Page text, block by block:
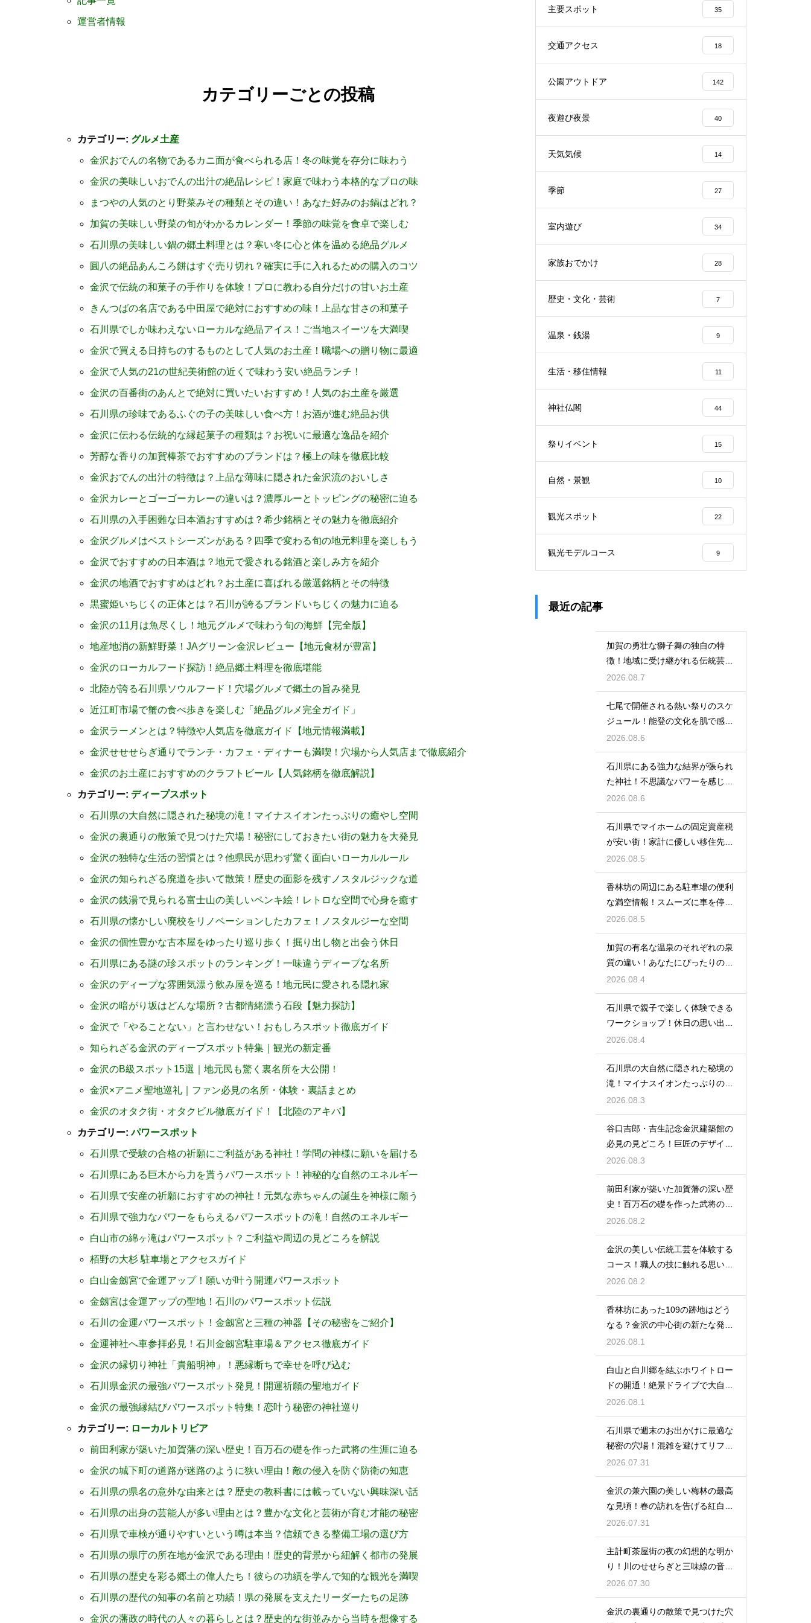
運営者情報
カテゴリーごとの投稿
カテゴリー: グルメ土産
金沢おでんの名物であるカニ面が食べられる店！冬の味覚を存分に味わう
金沢の美味しいおでんの出汁の絶品レシピ！家庭で味わう本格的なプロの味
まつやの人気のとり野菜みその種類とその違い！あなた好みのお鍋はどれ？
加賀の美味しい野菜の旬がわかるカレンダー！季節の味覚を食卓で楽しむ
石川県の美味しい鍋の郷土料理とは？寒い冬に心と体を温める絶品グルメ
圓八の絶品あんころ餅はすぐ売り切れ？確実に手に入れるための購入のコツ
金沢で伝統の和菓子の手作りを体験！プロに教わる自分だけの甘いお土産
きんつばの名店である中田屋で絶対におすすめの味！上品な甘さの和菓子
石川県でしか味わえないローカルな絶品アイス！ご当地スイーツを大満喫
金沢で買える日持ちのするものとして人気のお土産！職場への贈り物に最適
金沢で人気の21の世紀美術館の近くで味わう安い絶品ランチ！
金沢の百番街のあんとで絶対に買いたいおすすめ！人気のお土産を厳選
石川県の珍味であるふぐの子の美味しい食べ方！お酒が進む絶品お供
金沢に伝わる伝統的な縁起菓子の種類は？お祝いに最適な逸品を紹介
芳醇な香りの加賀棒茶でおすすめのブランドは？極上の味を徹底比較
金沢おでんの出汁の特徴は？上品な薄味に隠された金沢流のおいしさ
金沢カレーとゴーゴーカレーの違いは？濃厚ルーとトッピングの秘密に迫る
石川県の入手困難な日本酒おすすめは？希少銘柄とその魅力を徹底紹介
金沢グルメはベストシーズンがある？四季で変わる旬の地元料理を楽しもう
金沢でおすすめの日本酒は？地元で愛される銘酒と楽しみ方を紹介
金沢の地酒でおすすめはどれ？お土産に喜ばれる厳選銘柄とその特徴
黒蜜姫いちじくの正体とは？石川が誇るブランドいちじくの魅力に迫る
金沢の11月は魚尽くし！地元グルメで味わう旬の海鮮【完全版】
地産地消の新鮮野菜！JAグリーン金沢レビュー【地元食材が豊富】
金沢のローカルフード探訪！絶品郷土料理を徹底堪能
北陸が誇る石川県ソウルフード！穴場グルメで郷土の旨み発見
近江町市場で蟹の食べ歩きを楽しむ「絶品グルメ完全ガイド」
金沢ラーメンとは？特徴や人気店を徹底ガイド【地元情報満載】
金沢せせせらぎ通りでランチ・カフェ・ディナーも満喫！穴場から人気店まで徹底紹介
金沢のお土産におすすめのクラフトビール【人気銘柄を徹底解説】
カテゴリー: ディープスポット
石川県の大自然に隠された秘境の滝！マイナスイオンたっぷりの癒やし空間
金沢の裏通りの散策で見つけた穴場！秘密にしておきたい街の魅力を大発見
金沢の独特な生活の習慣とは？他県民が思わず驚く面白いローカルルール
金沢の知られざる廃道を歩いて散策！歴史の面影を残すノスタルジックな道
金沢の銭湯で見られる富士山の美しいペンキ絵！レトロな空間で心身を癒す
石川県の懐かしい廃校をリノベーションしたカフェ！ノスタルジーな空間
金沢の個性豊かな古本屋をゆったり巡り歩く！掘り出し物と出会う休日
石川県にある謎の珍スポットのランキング！一味違うディープな名所
金沢のディープな雰囲気漂う飲み屋を巡る！地元民に愛される隠れ家
金沢の暗がり坂はどんな場所？古都情緒漂う石段【魅力探訪】
金沢で「やることない」と言わせない！おもしろスポット徹底ガイド
知られざる金沢のディープスポット特集｜観光の新定番
金沢のB級スポット15選｜地元民も驚く裏名所を大公開！
金沢×アニメ聖地巡礼｜ファン必見の名所・体験・裏話まとめ
金沢のオタク街・オタクビル徹底ガイド！【北陸のアキバ】
カテゴリー:パワースポット
石川県で受験の合格の祈願にご利益がある神社！学問の神様に願いを届ける
石川県にある巨木から力を貰うパワースポット！神秘的な自然のエネルギー
石川県で安産の祈願におすすめの神社！元気な赤ちゃんの誕生を神様に願う
石川県で強力なパワーをもらえるパワースポットの滝！自然のエネルギー
白山市の綿ヶ滝はパワースポット？ご利益や周辺の見どころを解説
栢野の大杉 駐車場とアクセスガイド
白山金劔宮で金運アップ！願いが叶う開運パワースポット
金劔宮は金運アップの聖地！石川のパワースポット伝説
石川の金運パワースポット！金劔宮と三種の神器【その秘密をご紹介】
金運神社へ車参拝必見！石川金劔宮駐車場＆アクセス徹底ガイド
金沢の縁切り神社「貴船明神」！悪縁断ちで幸せを呼び込む
石川県金沢の最強パワースポット発見！開運祈願の聖地ガイド
金沢の最強縁結びパワースポット特集！恋叶う秘密の神社巡り
カテゴリー: ローカルトリビア
前田利家が築いた加賀藩の深い歴史！百万石の礎を作った武将の生涯に迫る
金沢の城下町の道路が迷路のように狭い理由！敵の侵入を防ぐ防衛の知恵
石川県の県名の意外な由来とは？歴史の教科書には載っていない興味深い話
石川県の出身の芸能人が多い理由とは？豊かな文化と芸術が育む才能の秘密
石川県で車検が通りやすいという噂は本当？信頼できる整備工場の選び方
石川県の県庁の所在地が金沢である理由！歴史的背景から紐解く都市の発展
石川県の歴史を彩る郷土の偉人たち！彼らの功績を学んで知的な観光を満喫
石川県の歴代の知事の名前と功績！県の発展を支えたリーダーたちの足跡
金沢の藩政の時代の人々の暮らしとは？歴史的な街並みから当時を想像する
主要スポット 35
交通アクセス 18
公園アウトドア 142
夜遊び夜景 40
天気気候 14
季節 27
室内遊び 34
家族おでかけ 28
歴史・文化・芸術 7
温泉・銭湯 9
生活・移住情報 11
神社仏閣 44
祭りイベント 15
自然・景観 10
観光スポット 22
観光モデルコース 9
最近の記事
加賀の勇壮な獅子舞の独自の特
徴！地域に受け継がれる伝統芸能
の迫力
2026.08.7
七尾で開催される熱い祭りのスケ
ジュール！能登の文化を肌で感じ
る体験
2026.08.6
石川県にある強力な結界が張られ
た神社！不思議なパワーを感じる
神秘の地
2026.08.6
石川県でマイホームの固定資産税
が安い街！家計に優しい移住先の
選び方
2026.08.5
香林坊の周辺にある駐車場の便利
な満空情報！スムーズに車を停め
る裏技
2026.08.5
加賀の有名な温泉のそれぞれの泉
質の違い！あなたにぴったりの名
湯を探す
2026.08.4
石川県で親子で楽しく体験できる
ワークショップ！休日の思い出作
りに最適
2026.08.4
石川県の大自然に隠された秘境の
滝！マイナスイオンたっぷりの癒
やし空間
2026.08.3
谷口吉郎・吉生記念金沢建築館の
必見の見どころ！巨匠のデザイン
の神髄
2026.08.3
前田利家が築いた加賀藩の深い歴
史！百万石の礎を作った武将の生
涯に迫る
2026.08.2
金沢の美しい伝統工芸を体験する
コース！職人の技に触れる思い出
作りの旅
2026.08.2
香林坊にあった109の跡地はどう
なる？金沢の中心街の新たな発展
と未来
2026.08.1
白山と白川郷を結ぶホワイトロー
ドの開通！絶景ドライブで大自然
を満喫
2026.08.1
石川県で週末のお出かけに最適な
秘密の穴場！混雑を避けてリフレ
ッシュ
2026.07.31
金沢の兼六園の美しい梅林の最高
な見頃！春の訪れを告げる紅白の
花の絶景
2026.07.31
主計町茶屋街の夜の幻想的な明か
り！川のせせらぎと三味線の音色
に酔う
2026.07.30
金沢の裏通りの散策で見つけた穴